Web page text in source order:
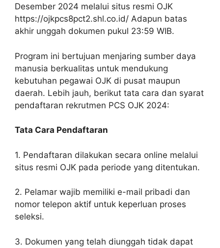
Desember 2024 melalui situs resmi OJK
https://ojkpcs8pct2.shl.co.id/ Adapun batas
akhir unggah dokumen pukul 23:59 WIB.
Program ini bertujuan menjaring sumber daya
manusia berkualitas untuk mendukung
kebutuhan pegawai OJK di pusat maupun
daerah. Lebih jauh, berikut tata cara dan syarat
pendaftaran rekrutmen PCS OJK 2024:
Tata Cara Pendaftaran
1. Pendaftaran dilakukan secara online melalui
situs resmi OJK pada periode yang ditentukan.
2. Pelamar wajib memiliki e-mail pribadi dan
nomor telepon aktif untuk keperluan proses
seleksi.
3. Dokumen yang telah diunggah tidak dapat